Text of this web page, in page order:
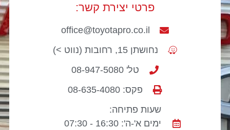
פרטי יצירת קשר:
office@toyotapro.co.il
נחושתן 15, רחובות (נווט >)
טל' 08-947-5080
פקס: 08-635-4080
שעות פתיחה:
ימים א'-ה': 16:30 - 07:30